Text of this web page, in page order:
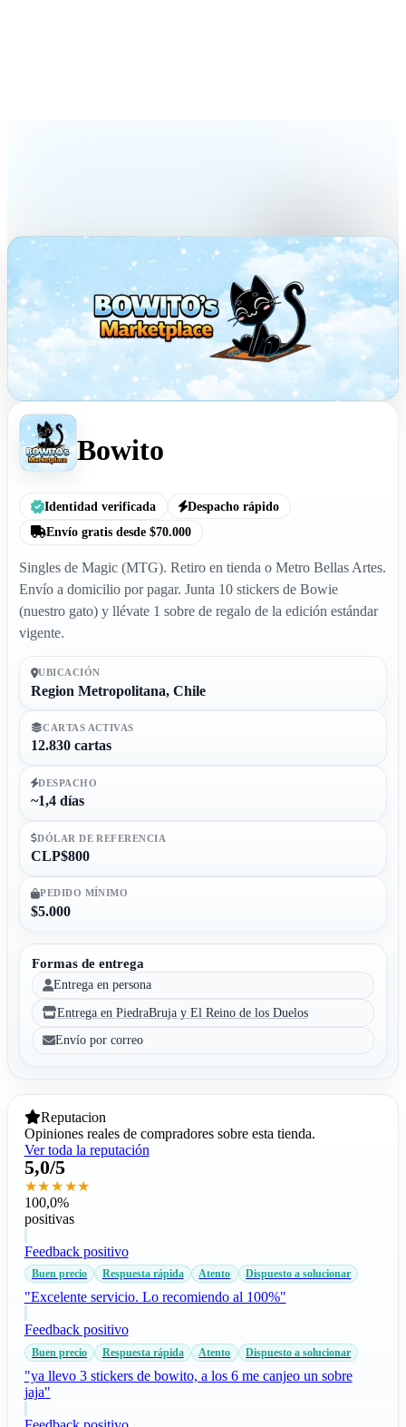
Bowito
Identidad verificada
Despacho rápido
Envío gratis desde $70.000
Singles de Magic (MTG). Retiro en tienda o Metro Bellas Artes.
Envío a domicilio por pagar. Junta 10 stickers de Bowie
(nuestro gato) y llévate 1 sobre de regalo de la edición estándar
vigente.
UBICACIÓN
Region Metropolitana, Chile
CARTAS ACTIVAS
12.830 cartas
DESPACHO
~1,4 días
DÓLAR DE REFERENCIA
CLP$800
PEDIDO MÍNIMO
$5.000
Formas de entrega
Entrega en persona
Entrega en PiedraBruja y El Reino de los Duelos
Envío por correo
Reputacion
Opiniones reales de compradores sobre esta tienda.
Ver toda la reputación
5,0/5
★★★★★
100,0%
positivas
Feedback positivo
Buen precio Respuesta rápida Atento Dispuesto a solucionar
"Excelente servicio. Lo recomiendo al 100%"
Feedback positivo
Buen precio Respuesta rápida Atento Dispuesto a solucionar
"ya llevo 3 stickers de bowito, a los 6 me canjeo un sobre
jaja"